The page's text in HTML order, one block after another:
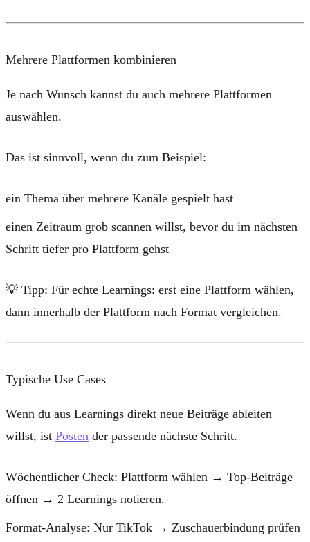
Mehrere Plattformen kombinieren
Je nach Wunsch kannst du auch mehrere Plattformen
auswählen.
Das ist sinnvoll, wenn du zum Beispiel:
ein Thema über mehrere Kanäle gespielt hast
einen Zeitraum grob scannen willst, bevor du im nächsten
Schritt tiefer pro Plattform gehst
💡 Tipp: Für echte Learnings: erst eine Plattform wählen,
dann innerhalb der Plattform nach Format vergleichen.
Typische Use Cases
Wenn du aus Learnings direkt neue Beiträge ableiten
willst, ist Posten der passende nächste Schritt.
Wöchentlicher Check: Plattform wählen → Top-Beiträge
öffnen → 2 Learnings notieren.
Format-Analyse: Nur TikTok → Zuschauerbindung prüfen